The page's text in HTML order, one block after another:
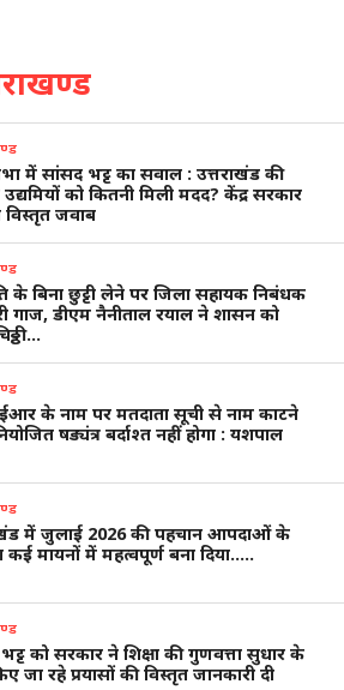
में सांसद भट्ट का सवाल : उत्तराखंड की
उद्यमियों को कितनी मिली मदद? केंद्र सरकार
विस्तृत जवाब
के बिना छुट्टी लेने पर जिला सहायक निबंधक
गाज, डीएम नैनीताल रयाल ने शासन को
के नाम पर मतदाता सूची से नाम काटने
षड्यंत्र बर्दाश्त नहीं होगा : यशपाल
में जुलाई 2026 की पहचान आपदाओं के
कई मायनों में महत्वपूर्ण बना दिया…..
को सरकार ने शिक्षा की गुणवत्ता सुधार के
जा रहे प्रयासों की विस्तृत जानकारी दी